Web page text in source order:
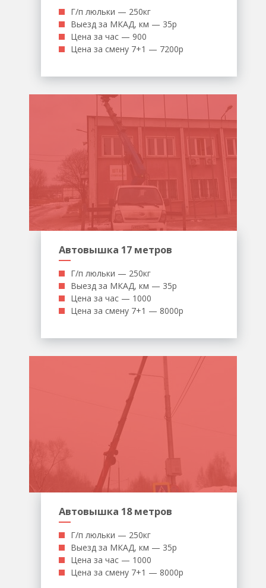
Г/п люльки — 250кг
Выезд за МКАД, км — 35р
Цена за час — 900
Цена за смену 7+1 — 7200р
Автовышка 17 метров
Г/п люльки — 250кг
Выезд за МКАД, км — 35р
Цена за час — 1000
Цена за смену 7+1 — 8000р
Автовышка 18 метров
Г/п люльки — 250кг
Выезд за МКАД, км — 35р
Цена за час — 1000
Цена за смену 7+1 — 8000р